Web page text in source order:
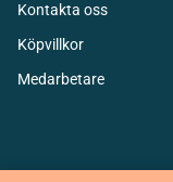
Kontakta oss
Köpvillkor
Medarbetare